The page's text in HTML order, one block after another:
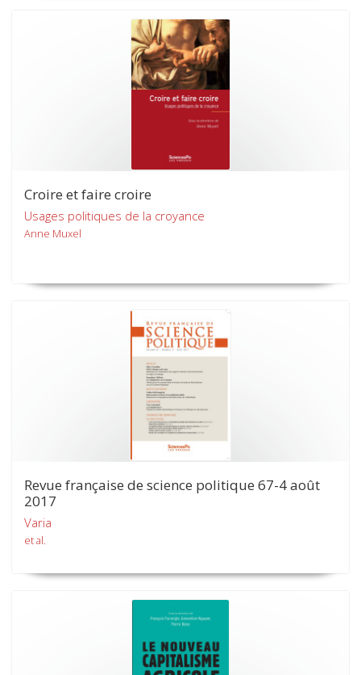
Croire et faire croire
Usages politiques de la croyance
Anne Muxel
Revue française de science politique 67-4 août
2017
Varia
et al.